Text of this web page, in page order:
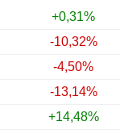
+0,31%
-10,32%
-4,50%
-13,14%
+14,48%